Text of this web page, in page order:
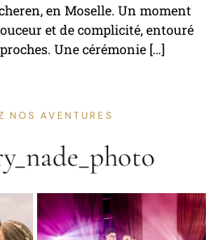
en Moselle. Un moment
et de complicité, entouré
Une cérémonie […]
NOS AVENTURES